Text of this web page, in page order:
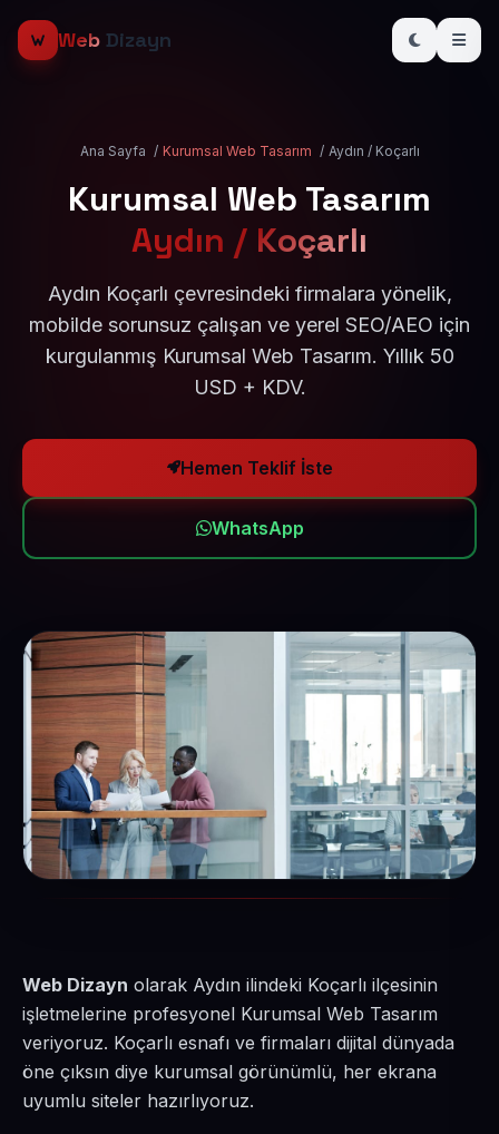
Web Dizayn
Ana Sayfa / Kurumsal Web Tasarım / Aydın / Koçarlı
Kurumsal Web Tasarım
Aydın / Koçarlı
Aydın Koçarlı çevresindeki firmalara yönelik,
mobilde sorunsuz çalışan ve yerel SEO/AEO için
kurgulanmış Kurumsal Web Tasarım. Yıllık 50
USD + KDV.
Hemen Teklif İste
WhatsApp
Web Dizayn olarak Aydın ilindeki Koçarlı ilçesinin
işletmelerine profesyonel Kurumsal Web Tasarım
veriyoruz. Koçarlı esnafı ve firmaları dijital dünyada
öne çıksın diye kurumsal görünümlü, her ekrana
uyumlu siteler hazırlıyoruz.